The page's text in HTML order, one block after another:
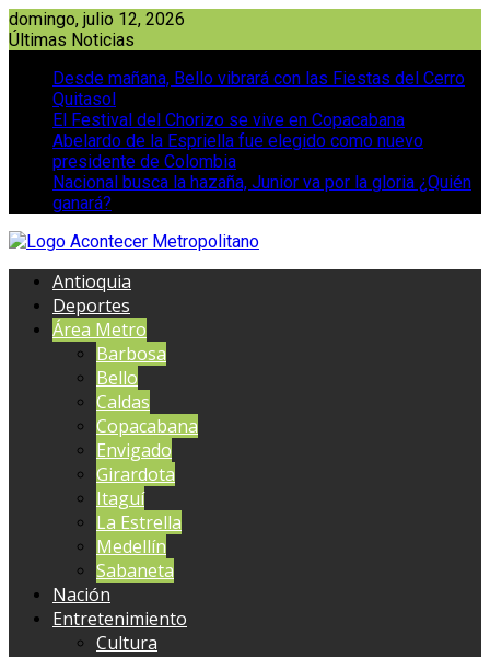
Saltar
al
domingo, julio 12, 2026
Últimas Noticias
Desde mañana, Bello vibrará con las Fiestas del Cerro
Quitasol
El Festival del Chorizo se vive en Copacabana
Abelardo de la Espriella fue elegido como nuevo
presidente de Colombia
Nacional busca la hazaña, Junior va por la gloria ¿Quién
ganará?
Antioquia
Deportes
Área Metro
Barbosa
Bello
Caldas
Copacabana
Envigado
Girardota
Itaguí
La Estrella
Medellín
Sabaneta
Nación
Entretenimiento
Cultura